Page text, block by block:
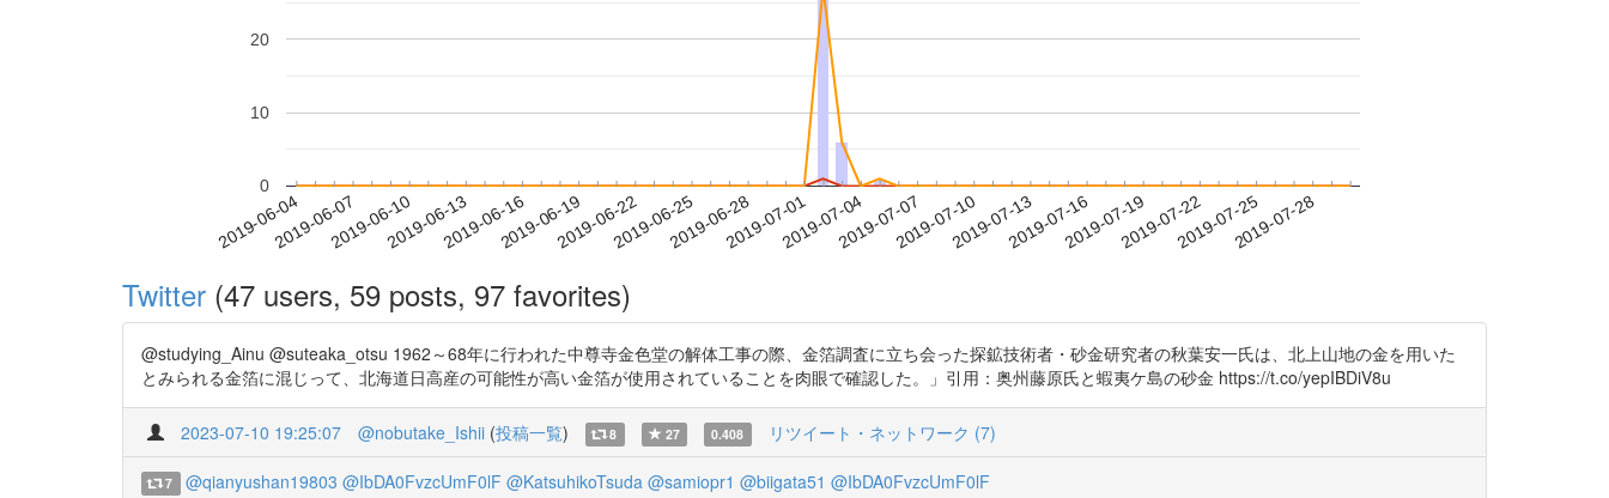
2019-06-042019-06-072019-06-102019-06-132019-06-162019-06-192019-06-222019-06-252019-06-282019-07-012019-07-042019-07-072019-07-102019-07-132019-07-162019-07-192019-07-222019-07-252019-07-28
0
10
20
Twitter (47 users, 59 posts, 97 favorites)
@studying_Ainu @suteaka_otsu 1962～68年に行われた中尊寺金色堂の解体工事の際、金箔調査に立ち会った探鉱技術者・砂金研究者の秋葉安一氏は、北上山地の金を用いた
とみられる金箔に混じって、北海道日高産の可能性が高い金箔が使用されていることを肉眼で確認した。」引用：奥州藤原氏と蝦夷ケ島の砂金 https://t.co/yepIBDiV8u
2023-07-10 19:25:07 @nobutake_Ishii (投稿一覧) 8 27 0.408 リツイート・ネットワーク (7)
7 @qianyushan19803 @IbDA0FvzcUmF0lF @KatsuhikoTsuda @samiopr1 @biigata51 @IbDA0FvzcUmF0lF